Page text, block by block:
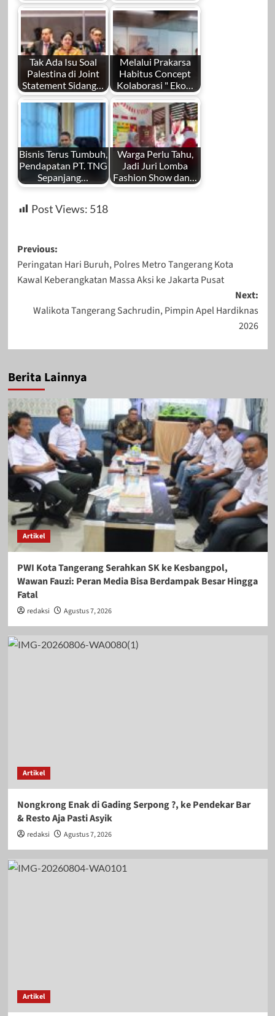
by
Redaksi
November 6, 2023
by
Redaksi
Desember 24,
2025
Tak Ada Isu Soal
Palestina di Joint
Statement Sidang…
by
Redaksi
Oktober 14, 2023
Melalui Prakarsa
Habitus Concept
Kolaborasi " Eko…
by
Redaksi
Bisnis Terus Tumbuh,
Pendapatan PT. TNG
Sepanjang…
by
Redaksi
2023
Warga Perlu Tahu,
Jadi Juri Lomba
Fashion Show dan…
by
Post Views: 518
Post
navigation
Previous:
Peringatan Hari Buruh, Polres Metro Tangerang Kota
Kawal Keberangkatan Massa Aksi ke Jakarta Pusat
Next:
Walikota Tangerang Sachrudin, Pimpin Apel Hardiknas
2026
Berita Lainnya
Artikel
PWI Kota Tangerang Serahkan SK ke Kesbangpol,
Wawan Fauzi: Peran Media Bisa Berdampak Besar Hingga
Fatal
redaksi Agustus 7, 2026
Artikel
Nongkrong Enak di Gading Serpong ?, ke Pendekar Bar
& Resto Aja Pasti Asyik
redaksi Agustus 7, 2026
Artikel